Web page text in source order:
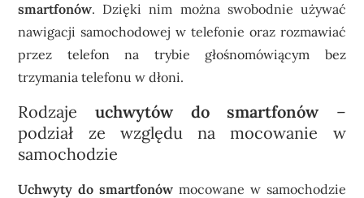
smartfonów. Dzięki nim można swobodnie używać
nawigacji samochodowej w telefonie oraz rozmawiać
przez telefon na trybie głośnomówiącym bez
trzymania telefonu w dłoni.
Rodzaje uchwytów do smartfonów –
podział ze względu na mocowanie w
samochodzie
Uchwyty do smartfonów mocowane w samochodzie